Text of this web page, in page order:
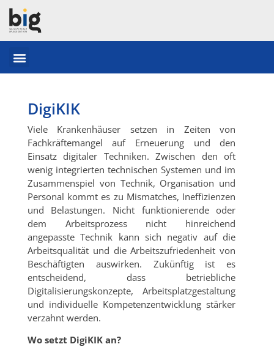
DigiKIK
Viele Krankenhäuser setzen in Zeiten von
Fachkräftemangel auf Erneuerung und den
Einsatz digitaler Techniken. Zwischen den oft
wenig integrierten technischen Systemen und im
Zusammenspiel von Technik, Organisation und
Personal kommt es zu Mismatches, Ineffizienzen
und Belastungen. Nicht funktionierende oder
dem Arbeitsprozess nicht hinreichend
angepasste Technik kann sich negativ auf die
Arbeitsqualität und die Arbeitszufriedenheit von
Beschäftigten auswirken. Zukünftig ist es
entscheidend, dass betriebliche
Digitalisierungskonzepte, Arbeitsplatzgestaltung
und individuelle Kompetenzentwicklung stärker
verzahnt werden.
Wo setzt DigiKIK an?